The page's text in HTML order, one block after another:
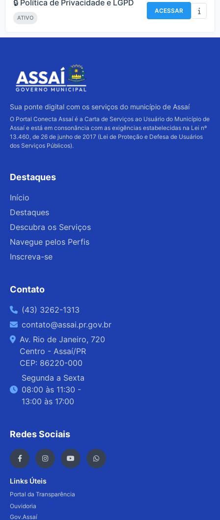
🔒 Política de Privacidade e LGPD
ATIVO
ACESSAR
Sua ponte digital com os serviços do município de Assaí
O Portal Conecta Assaí é a Carta de Serviços ao Usuário do Município de
Assaí e está em consonância com as exigências estabelecidas na Lei nº
13.460, de 26 de junho de 2017 (Lei de Proteção e Defesa de Usuários
dos Serviços Públicos).
Destaques
Início
Destaques
Descubra os Serviços
Navegue pelos Perfis
Inscreva-se
Contato
(43) 3262-1313
contato@assai.pr.gov.br
Av. Rio de Janeiro, 720
Centro - Assaí/PR
CEP: 86220-000
Segunda a Sexta
08:00 às 11:30 -
13:00 às 17:00
Redes Sociais
Links Úteis
Portal da Transparência
Ouvidoria
Gov.Assaí